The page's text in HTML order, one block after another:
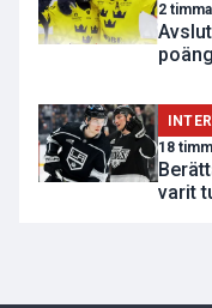
2
18
varit